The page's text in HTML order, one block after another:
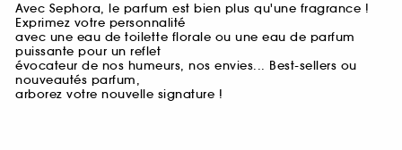
Avec Sephora, le parfum est bien plus qu'une fragrance !
Exprimez votre personnalité
avec une eau de toilette florale ou une eau de parfum
puissante pour un reflet
évocateur de nos humeurs, nos envies... Best-sellers ou
nouveautés parfum,
arborez votre nouvelle signature !